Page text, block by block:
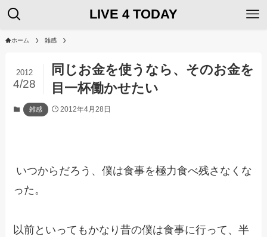
LIVE 4 TODAY
ホーム 雑感
同じお金を使うなら、そのお金を
目一杯働かせたい
2012
4/28
雑感 2012年4月28日
いつからだろう、僕は食事を極力食べ残さなくな
った。
以前といってもかなり昔の僕は食事に行って、半